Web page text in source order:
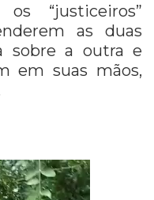
“justiceiros”
as duas
sobre a outra e
em suas mãos,